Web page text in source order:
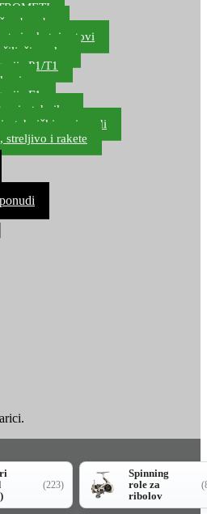
bombe
i raketni setovi
zvuka
P1/T1
F1
pirotehnika
proizvodi
streljivo i rakete
(223)
Spinning
role za
ribolov